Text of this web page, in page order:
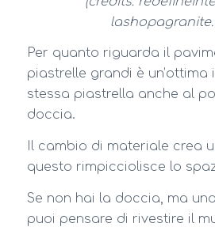
Per quanto riguarda il
piastrelle grandi è un’ottima
stessa piastrella anche al
doccia.
Il cambio di materiale crea
questo rimpicciolisce lo
Se non hai la doccia, ma
puoi pensare di rivestire il